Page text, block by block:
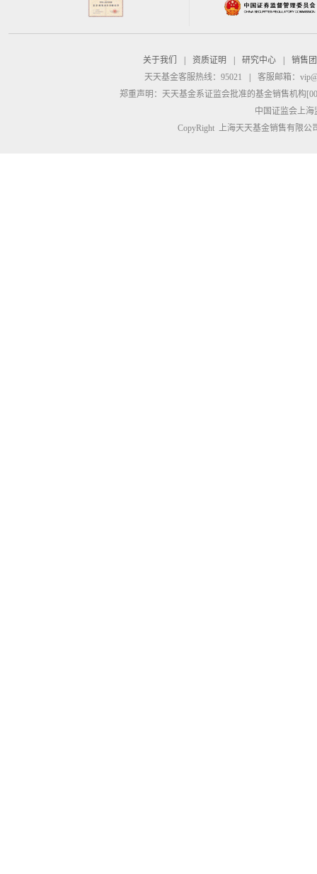
关于我们 资质证明 研究中心
销售
天天基金客服热线：95021
客服邮箱：
郑重声明： 天天基金系证监会批准的基金销售机构
中国证监会上
CopyRight 上海天天基金销售有限